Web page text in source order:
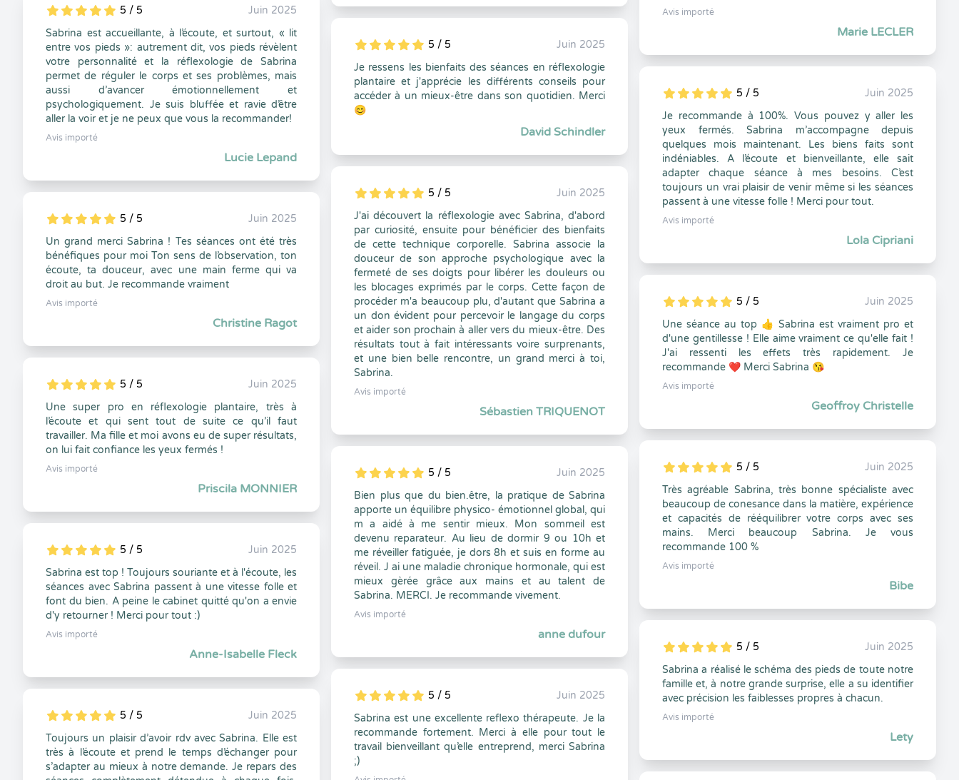
5
1
5
0 5 / 5
Juin 2025
Sabrina est accueillante, à l’écoute, et surtout, « lit
entre vos pieds »: autrement dit, vos pieds révèlent
votre personnalité et la réflexologie de Sabrina
permet de réguler le corps et ses problèmes, mais
aussi d’avancer émotionnellement et
psychologiquement. Je suis bluffée et ravie d’être
aller la voir et je ne peux que vous la recommander!
Avis importé
Lucie Lepand
5
1
5
0 5 / 5
Juin 2025
Un grand merci Sabrina ! Tes séances ont été très
bénéfiques pour moi Ton sens de l’observation, ton
écoute, ta douceur, avec une main ferme qui va
droit au but. Je recommande vraiment
Avis importé
Christine Ragot
5
1
5
0 5 / 5
Juin 2025
Une super pro en réflexologie plantaire, très à
l’écoute et qui sent tout de suite ce qu’il faut
travailler. Ma fille et moi avons eu de super résultats,
on lui fait confiance les yeux fermés !
Avis importé
Priscila MONNIER
5
1
5
0 5 / 5
Juin 2025
Sabrina est top ! Toujours souriante et à l'écoute, les
séances avec Sabrina passent à une vitesse folle et
font du bien. A peine le cabinet quitté qu'on a envie
d'y retourner ! Merci pour tout :)
Avis importé
Anne-Isabelle Fleck
5
1
5
0 5 / 5
Juin 2025
Toujours un plaisir d’avoir rdv avec Sabrina. Elle est
très à l’écoute et prend le temps d’échanger pour
s’adapter au mieux à notre demande. Je repars des
5
1
5
0 5 / 5
Juin 2025
Je ressens les bienfaits des séances en réflexologie
plantaire et j'apprécie les différents conseils pour
accéder à un mieux-être dans son quotidien. Merci
😊
David Schindler
5
1
5
0 5 / 5
Juin 2025
J'ai découvert la réflexologie avec Sabrina, d'abord
par curiosité, ensuite pour bénéficier des bienfaits
de cette technique corporelle. Sabrina associe la
douceur de son approche psychologique avec la
fermeté de ses doigts pour libérer les douleurs ou
les blocages exprimés par le corps. Cette façon de
procéder m'a beaucoup plu, d'autant que Sabrina a
un don évident pour percevoir le langage du corps
et aider son prochain à aller vers du mieux-être. Des
résultats tout à fait intéressants voire surprenants,
et une bien belle rencontre, un grand merci à toi,
Sabrina.
Avis importé
Sébastien TRIQUENOT
5
1
5
0 5 / 5
Juin 2025
Bien plus que du bien.être, la pratique de Sabrina
apporte un équilibre physico- émotionnel global, qui
m a aidé à me sentir mieux. Mon sommeil est
devenu reparateur. Au lieu de dormir 9 ou 10h et
me réveiller fatiguée, je dors 8h et suis en forme au
réveil. J ai une maladie chronique hormonale, qui est
mieux gèrée grâce aux mains et au talent de
Sabrina. MERCI. Je recommande vivement.
Avis importé
anne dufour
5
1
5
0 5 / 5
Juin 2025
Sabrina est une excellente reflexo thérapeute. Je la
recommande fortement. Merci à elle pour tout le
travail bienveillant qu’elle entreprend, merci Sabrina
;)
Avis importé
Marie LECLER
5
1
5
0 5 / 5
Juin 2025
Je recommande à 100%. Vous pouvez y aller les
yeux fermés. Sabrina m’accompagne depuis
quelques mois maintenant. Les biens faits sont
indéniables. A l’écoute et bienveillante, elle sait
adapter chaque séance à mes besoins. C’est
toujours un vrai plaisir de venir même si les séances
passent à une vitesse folle ! Merci pour tout.
Avis importé
Lola Cipriani
5
1
5
0 5 / 5
Juin 2025
Une séance au top 👍 Sabrina est vraiment pro et
d'une gentillesse ! Elle aime vraiment ce qu'elle fait !
J'ai ressenti les effets très rapidement. Je
recommande ❤️ Merci Sabrina 😘
Avis importé
Geoffroy Christelle
5
1
5
0 5 / 5
Juin 2025
Très agréable Sabrina, très bonne spécialiste avec
beaucoup de conesance dans la matière, expérience
et capacités de rééquilibrer votre corps avec ses
mains. Merci beaucoup Sabrina. Je vous
recommande 100 %
Avis importé
Bibe
5
1
5
0 5 / 5
Juin 2025
Sabrina a réalisé le schéma des pieds de toute notre
famille et, à notre grande surprise, elle a su identifier
avec précision les faiblesses propres à chacun.
Avis importé
Lety